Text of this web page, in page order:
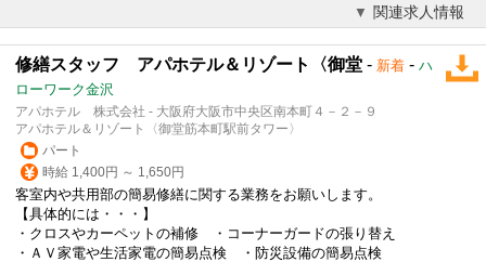
関連求人情報
修繕スタッフ アパホテル＆リゾート〈御堂 - 新着 - ハ
ローワーク金沢
アパホテル 株式会社 - 大阪府大阪市中央区南本町４－２－９
アパホテル＆リゾート〈御堂筋本町駅前タワー〉
パート
時給 1,400円 ～ 1,650円
客室内や共用部の簡易修繕に関する業務をお願いします。
【具体的には・・・】
・クロスやカーペットの補修 ・コーナーガードの張り替え
・ＡＶ家電や生活家電の簡易点検 ・防災設備の簡易点検